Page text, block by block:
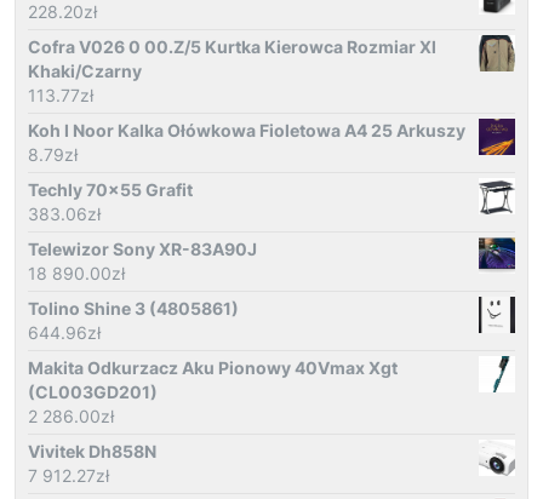
228.20zł
Cofra V026 0 00.Z/5 Kurtka Kierowca Rozmiar Xl
Khaki/Czarny
113.77zł
Koh I Noor Kalka Ołówkowa Fioletowa A4 25 Arkuszy
8.79zł
Techly 70x55 Grafit
383.06zł
Telewizor Sony XR-83A90J
18 890.00zł
Tolino Shine 3 (4805861)
644.96zł
Makita Odkurzacz Aku Pionowy 40Vmax Xgt
(CL003GD201)
2 286.00zł
Vivitek Dh858N
7 912.27zł